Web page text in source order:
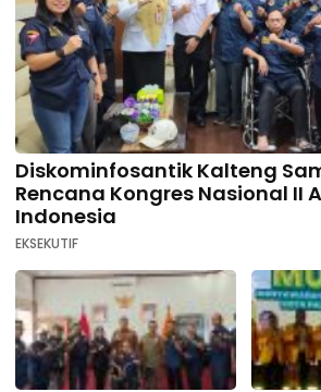
Diskominfosantik Kalteng
Rencana Kongres Nasional II
Indonesia
EKSEKUTIF